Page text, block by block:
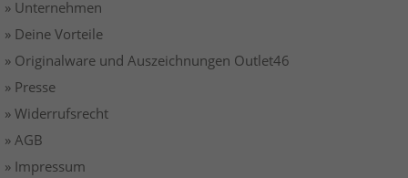
» Unternehmen
» Deine Vorteile
» Originalware und Auszeichnungen Outlet46
» Presse
» Widerrufsrecht
» AGB
» Impressum